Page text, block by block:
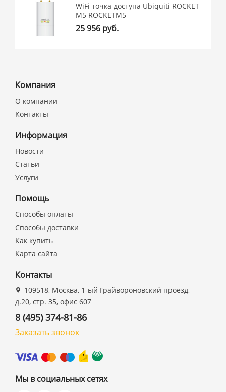
WiFi точка доступа Ubiquiti ROCKET
M5 ROCKETM5
25 956 руб.
Компания
О компании
Контакты
Информация
Новости
Статьи
Услуги
Помощь
Способы оплаты
Способы доставки
Как купить
Карта сайта
Контакты
109518, Москва, 1-ый Грайвороновский проезд,
д.20, стр. 35, офис 607
8 (495) 374-81-86
Заказать звонок
Мы в социальных сетях